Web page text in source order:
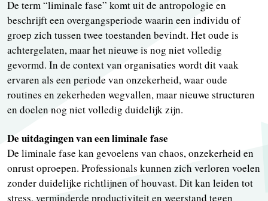
De term “liminale fase” komt uit de antropologie en
beschrijft een overgangsperiode waarin een individu of
groep zich tussen twee toestanden bevindt. Het oude is
achtergelaten, maar het nieuwe is nog niet volledig
gevormd. In de context van organisaties wordt dit vaak
ervaren als een periode van onzekerheid, waar oude
routines en zekerheden wegvallen, maar nieuwe structuren
en doelen nog niet volledig duidelijk zijn.
De uitdagingen van een liminale fase
De liminale fase kan gevoelens van chaos, onzekerheid en
onrust oproepen. Professionals kunnen zich verloren voelen
zonder duidelijke richtlijnen of houvast. Dit kan leiden tot
stress, verminderde productiviteit en weerstand tegen